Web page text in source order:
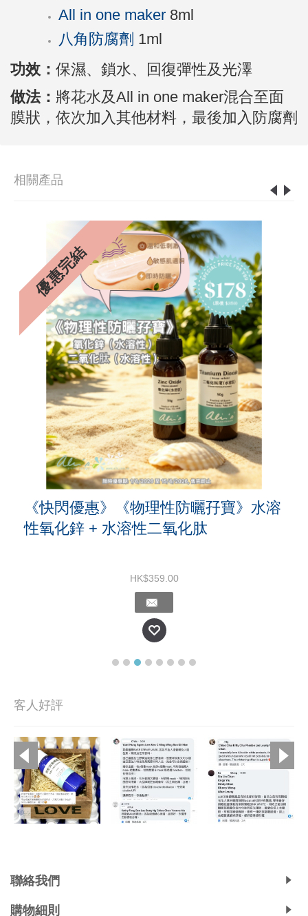
All in one maker 8ml
八角防腐劑 1ml
功效： 保濕、鎖水、回復彈性及光澤
做法： 將花水及All in one maker混合至面
膜狀，依次加入其他材料，最後加入防腐劑
相關產品
優惠完結
《快閃優惠》《物理性防曬孖寶》水溶
性氧化鋅 + 水溶性二氧化肽
HK$359.00
客人好評
聯絡我們
購物細則